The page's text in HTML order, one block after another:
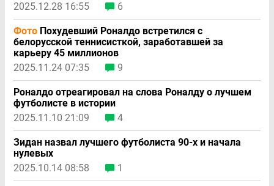
2025.12.28 16:55
6
Фото Похудевший Роналдо встретился с
белорусской теннисисткой, заработавшей за
карьеру 45 миллионов
2025.11.24 07:35
9
Роналдо отреагировал на слова Роналду о лучшем
футболисте в истории
2025.11.10 21:09
4
Зидан назвал лучшего футболиста 90-х и начала
нулевых
2025.10.14 08:58
1